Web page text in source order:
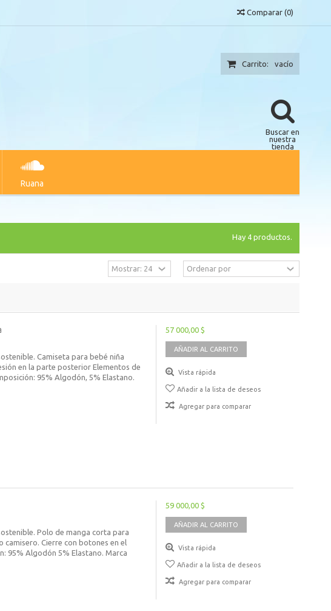
Comparar (0)
Carrito: vacío
Buscar en
nuestra
tienda
Ruana
Hay 4 productos.
Camiseta para bebé niña
en la parte posterior Elementos de
95% Algodón, 5% Elastano.
57 000,00 $
AÑADIR AL CARRITO
Vista rápida
Añadir a la lista de deseos
Agregar para comparar
Polo de manga corta para
camisero. Cierre con botones en el
95% Algodón 5% Elastano. Marca
59 000,00 $
AÑADIR AL CARRITO
Vista rápida
Añadir a la lista de deseos
Agregar para comparar